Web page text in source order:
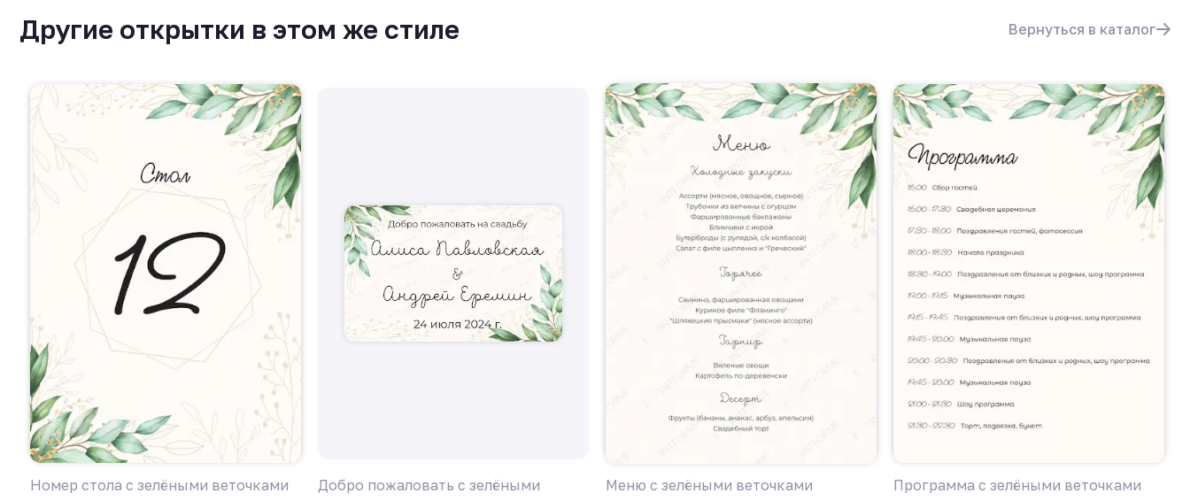
Другие открытки в этом же стиле Вернуться в каталог
Номер стола с зелёными веточками
Добро пожаловать с зелёными
Меню с зелёными веточками Программа с зелёными веточками